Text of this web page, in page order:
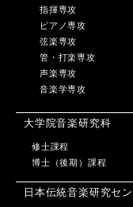
指揮専攻
ピアノ専攻
弦楽専攻
管・打楽専攻
声楽専攻
音楽学専攻
大学院音楽研究科
修士課程
博士（後期）課程
日本伝統音楽研究セ